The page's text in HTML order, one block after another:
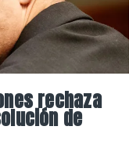
rechaza
de